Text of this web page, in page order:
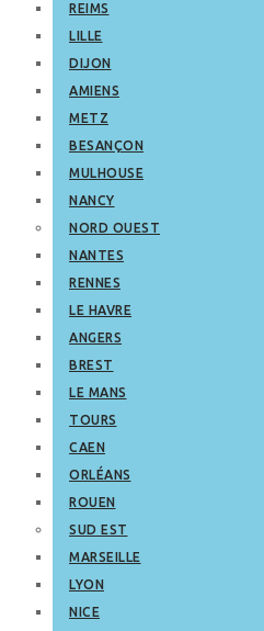
REIMS
LILLE
DIJON
AMIENS
METZ
BESANÇON
MULHOUSE
NANCY
NORD OUEST
NANTES
RENNES
LE HAVRE
ANGERS
BREST
LE MANS
TOURS
CAEN
ORLÉANS
ROUEN
SUD EST
MARSEILLE
LYON
NICE